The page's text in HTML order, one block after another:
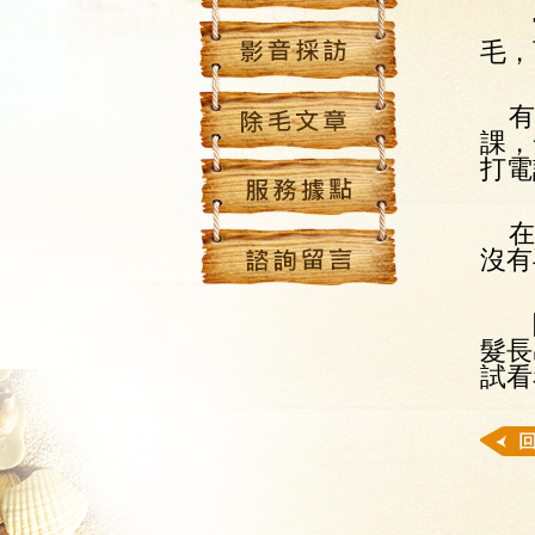
常
毛
有
課
打
在
沒
髮
試